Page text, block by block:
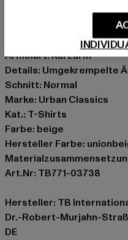
Anlass: Alltag, Bequem,
Ausschnitt: Rundhals
Ärmelart: Kurzarm
Details: Umgekrempelte
Schnitt: Normal
Marke: Urban Classics
Kat.: T-Shirts
Farbe: beige
Hersteller Farbe:
Art.Nr: TB771-03738
Hersteller: TB
Dr.-Robert-Murjahn-
DE